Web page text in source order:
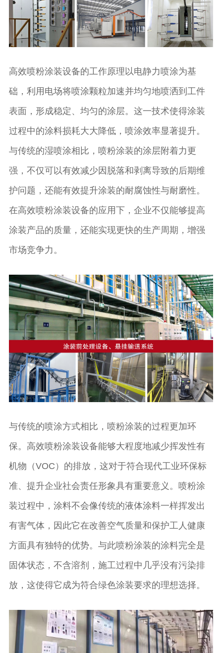
高效喷粉涂装设备的工作原理以电静力喷涂为基
础，利用电场将喷涂颗粒加速并均匀地喷洒到工件
表面，形成稳定、均匀的涂层。这一技术使得涂装
过程中的涂料损耗大大降低，喷涂效率显著提升。
与传统的湿喷涂相比，喷粉涂装的涂层附着力更
强，不仅可以有效减少因脱落和剥离导致的后期维
护问题，还能有效提升涂装的耐腐蚀性与耐磨性。
在高效喷粉涂装设备的应用下，企业不仅能够提高
涂装产品的质量，还能实现更快的生产周期，增强
市场竞争力。
与传统的喷涂方式相比，喷粉涂装的过程更加环
保。高效喷粉涂装设备能够大程度地减少挥发性有
机物（VOC）的排放，这对于符合现代工业环保标
准、提升企业社会责任形象具有重要意义。喷粉涂
装过程中，涂料不会像传统的液体涂料一样挥发出
有害气体，因此它在改善空气质量和保护工人健康
方面具有独特的优势。与此喷粉涂装的涂料完全是
固体状态，不含溶剂，施工过程中几乎没有污染排
放，这使得它成为符合绿色涂装要求的理想选择。